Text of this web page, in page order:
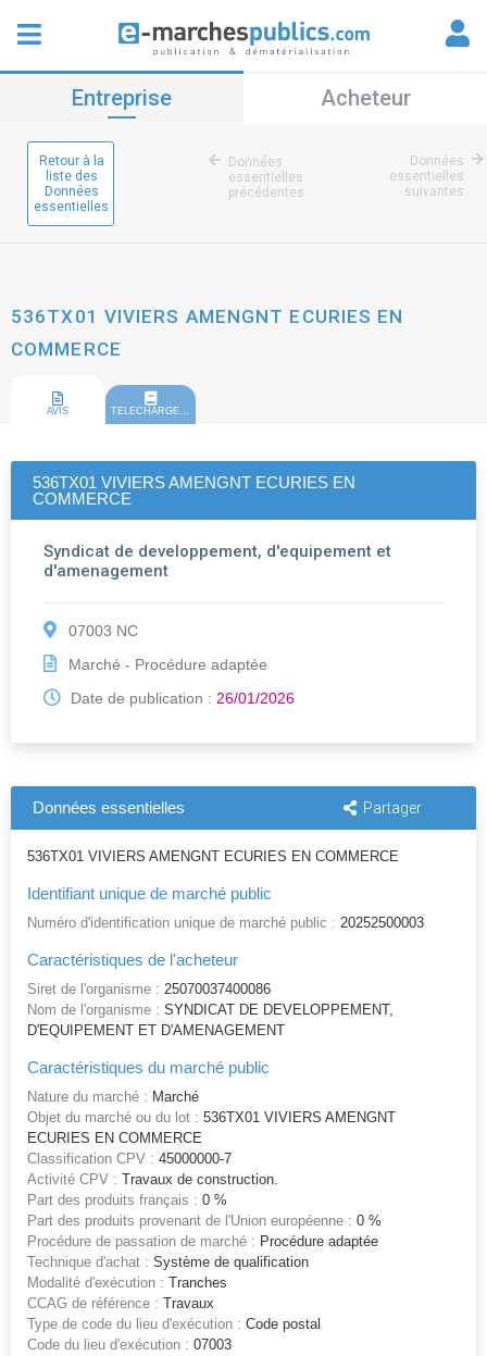
Entreprise Acheteur
Retour à la
liste des
Données
essentielles
Données
essentielles
précédentes
Données
essentielles
suivantes
536TX01 VIVIERS AMENGNT ECURIES EN
COMMERCE
AVIS TELECHARGEMENT
536TX01 VIVIERS AMENGNT ECURIES EN
COMMERCE
Syndicat de developpement, d'equipement et
d'amenagement
07003 NC
Marché - Procédure adaptée
Date de publication : 26/01/2026
Données essentielles Partager
536TX01 VIVIERS AMENGNT ECURIES EN COMMERCE
Identifiant unique de marché public
Numéro d'identification unique de marché public : 20252500003
Caractéristiques de l'acheteur
Siret de l'organisme : 25070037400086
Nom de l'organisme : SYNDICAT DE DEVELOPPEMENT,
D'EQUIPEMENT ET D'AMENAGEMENT
Caractéristiques du marché public
Nature du marché : Marché
Objet du marché ou du lot : 536TX01 VIVIERS AMENGNT
ECURIES EN COMMERCE
Classification CPV : 45000000-7
Activité CPV : Travaux de construction.
Part des produits français : 0 %
Part des produits provenant de l'Union européenne : 0 %
Procédure de passation de marché : Procédure adaptée
Technique d'achat : Système de qualification
Modalité d'exécution : Tranches
CCAG de référence : Travaux
Type de code du lieu d'exécution : Code postal
Code du lieu d'exécution : 07003